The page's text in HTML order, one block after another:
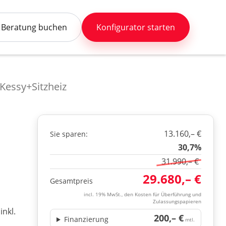
Beratung buchen Konfigurator starten
Sie sparen:
13.160,– €
30,7%
31.990,– €
Gesamtpreis 29.680,– €
incl. 19% MwSt., den Kosten für Überführung und
Zulassungspapieren
200,– € mtl.
Finanzierung